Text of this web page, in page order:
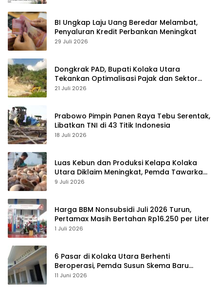
BI Ungkap Laju Uang Beredar Melambat,
Penyaluran Kredit Perbankan Meningkat
29 Juli 2026
Dongkrak PAD, Bupati Kolaka Utara
Tekankan Optimalisasi Pajak dan Sektor
Tambang
21 Juli 2026
Prabowo Pimpin Panen Raya Tebu Serentak,
Libatkan TNI di 43 Titik Indonesia
18 Juli 2026
Luas Kebun dan Produksi Kelapa Kolaka
Utara Diklaim Meningkat, Pemda Tawarkan
Peluang Investasi
9 Juli 2026
Harga BBM Nonsubsidi Juli 2026 Turun,
Pertamax Masih Bertahan Rp16.250 per Liter
1 Juli 2026
6 Pasar di Kolaka Utara Berhenti
Beroperasi, Pemda Susun Skema Baru
Pulihkan Perdagangan
11 Juni 2026